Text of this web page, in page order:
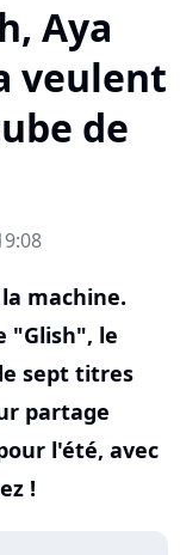
Aya
veulent
de
machine.
"Glish", le
sept titres
partage
l'été, avec
!